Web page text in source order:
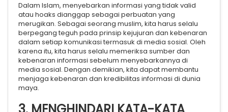
Dalam Islam, menyebarkan informasi yang tidak valid
atau hoaks dianggap sebagai perbuatan yang
merugikan. Sebagai seorang muslim, kita harus selalu
berpegang teguh pada prinsip kejujuran dan kebenaran
dalam setiap komunikasi termasuk di media sosial. Oleh
karena itu, kita harus selalu memeriksa sumber dan
kebenaran informasi sebelum menyebarkannya di
media sosial. Dengan demikian, kita dapat membantu
menjaga kebenaran dan kredibilitas informasi di dunia
maya.